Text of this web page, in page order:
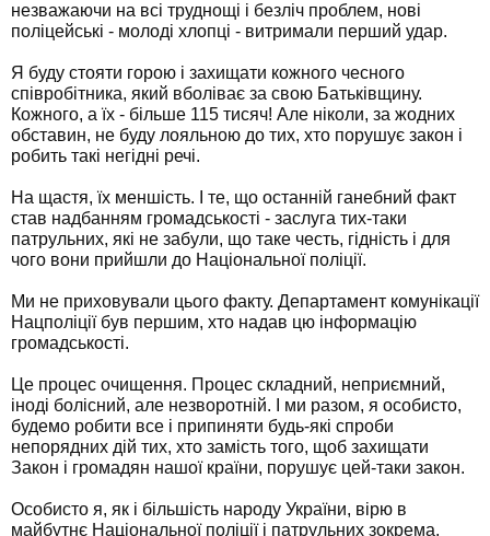
незважаючи на всі труднощі і безліч проблем, нові
поліцейські - молоді хлопці - витримали перший удар.
Я буду стояти горою і захищати кожного чесного
співробітника, який вболіває за свою Батьківщину.
Кожного, а їх - більше 115 тисяч! Але ніколи, за жодних
обставин, не буду лояльною до тих, хто порушує закон і
робить такі негідні речі.
На щастя, їх меншість. І те, що останній ганебний факт
став надбанням громадськості - заслуга тих-таки
патрульних, які не забули, що таке честь, гідність і для
чого вони прийшли до Національної поліції.
Ми не приховували цього факту. Департамент комунікації
Нацполіції був першим, хто надав цю інформацію
громадськості.
Це процес очищення. Процес складний, неприємний,
іноді болісний, але незворотній. І ми разом, я особисто,
будемо робити все і припиняти будь-які спроби
непорядних дій тих, хто замість того, щоб захищати
Закон і громадян нашої країни, порушує цей-таки закон.
Особисто я, як і більшість народу України, вірю в
майбутнє Національної поліції і патрульних зокрема.